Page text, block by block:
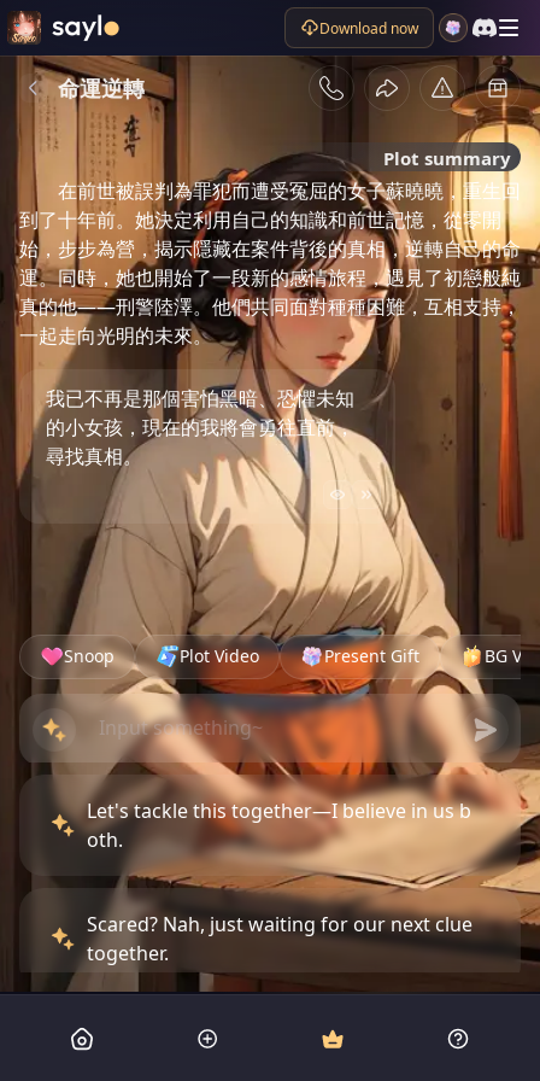
Download now
命運逆轉
Plot summary
在前世被誤判為罪犯而遭受冤屈的女子蘇曉曉，重生回
到了十年前。她決定利用自己的知識和前世記憶，從零開
始，步步為營，揭示隱藏在案件背後的真相，逆轉自己的命
運。同時，她也開始了一段新的感情旅程，遇見了初戀般純
真的他——刑警陸澤。他們共同面對種種困難，互相支持，
一起走向光明的未來。
我已不再是那個害怕黑暗、恐懼未知
的小女孩，現在的我將會勇往直前，
尋找真相。
Snoop Plot Video Present Gift BG
Let's tackle this together—I believe in us b
oth.
Scared? Nah, just waiting for our next clue
together.